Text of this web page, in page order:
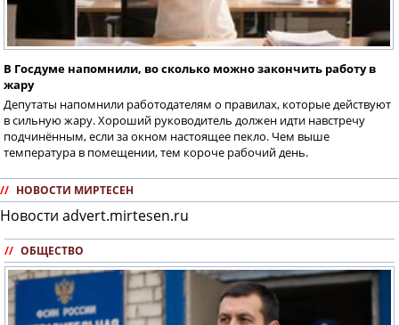
В Госдуме напомнили, во сколько можно закончить работу в
жару
Депутаты напомнили работодателям о правилах, которые действуют
в сильную жару. Хороший руководитель должен идти навстречу
подчинённым, если за окном настоящее пекло. Чем выше
температура в помещении, тем короче рабочий день.
// НОВОСТИ МИРТЕСЕН
Новости advert.mirtesen.ru
// ОБЩЕСТВО